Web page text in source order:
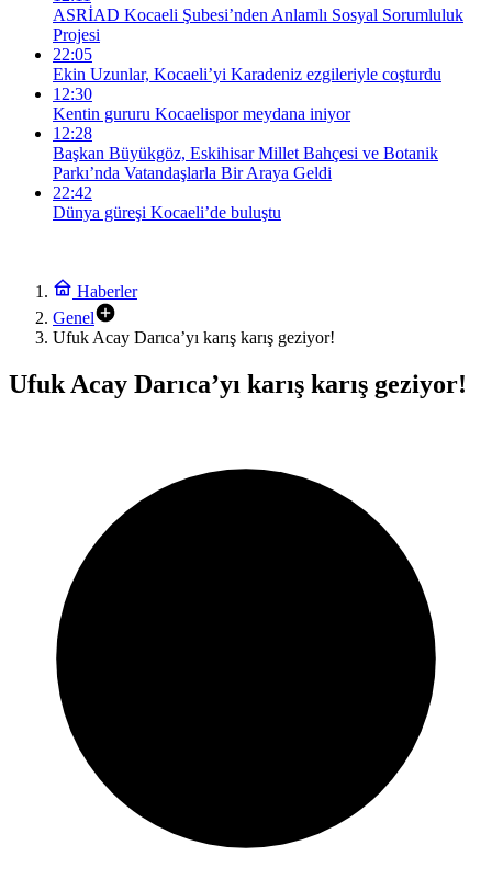
ASRİAD Kocaeli Şubesi’nden Anlamlı Sosyal Sorumluluk
Projesi
22:05
Ekin Uzunlar, Kocaeli’yi Karadeniz ezgileriyle coşturdu
12:30
Kentin gururu Kocaelispor meydana iniyor
12:28
Başkan Büyükgöz, Eskihisar Millet Bahçesi ve Botanik
Parkı’nda Vatandaşlarla Bir Araya Geldi
22:42
Dünya güreşi Kocaeli’de buluştu
Haberler
Genel
Ufuk Acay Darıca’yı karış karış geziyor!
Ufuk Acay Darıca’yı karış karış geziyor!